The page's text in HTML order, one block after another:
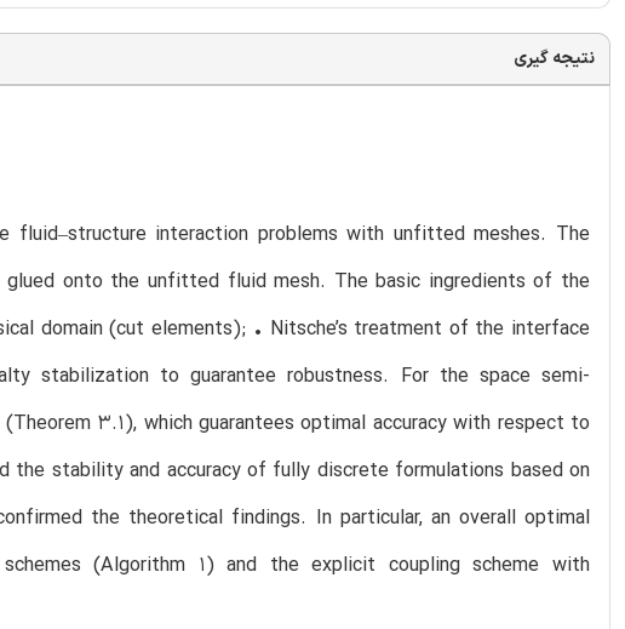
نتیجه گیری
fluid–structure interaction problems with unfitted meshes. The
onto the unfitted fluid mesh. The basic ingredients of the
domain (cut elements); • Nitsche’s treatment of the interface
stabilization to guarantee robustness. For the space semi-
3.1), which guarantees optimal accuracy with respect to
the stability and accuracy of fully discrete formulations based on
the theoretical findings. In particular, an overall optimal
(Algorithm 1) and the explicit coupling scheme with